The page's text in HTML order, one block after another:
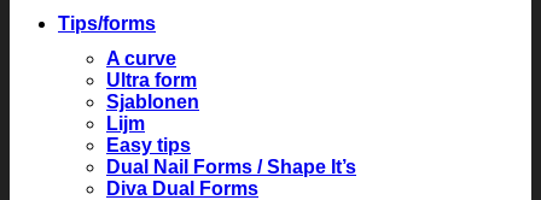
Tips/forms
A curve
Ultra form
Sjablonen
Lijm
Easy tips
Dual Nail Forms / Shape It’s
Diva Dual Forms